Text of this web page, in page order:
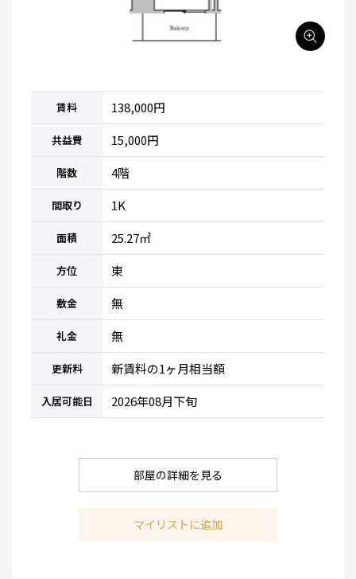
賃料 138,000円
共益費 15,000円
階数 4階
間取り 1K
面積 25.27㎡
方位 東
敷金 無
礼金 無
更新料 新賃料の1ヶ月相当額
入居可能日 2026年08月下旬
部屋の詳細を見る
マイリストに追加